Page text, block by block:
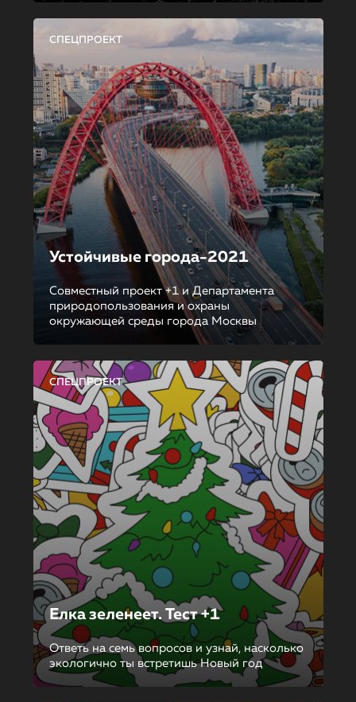
СПЕЦПРОЕКТ
Устойчивые города-2021
Совместный проект +1 и Департамента
природопользования и охраны
окружающей среды города Москвы
СПЕЦПРОЕКТ
Елка зеленеет. Тест +1
Ответь на семь вопросов и узнай, насколько
экологично ты встретишь Новый год